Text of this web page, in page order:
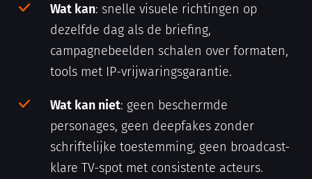
Wat kan: snelle visuele richtingen op
dezelfde dag als de briefing,
campagnebeelden schalen over formaten,
tools met IP-vrijwaringsgarantie.
Wat kan niet: geen beschermde
personages, geen deepfakes zonder
schriftelijke toestemming, geen broadcast-
klare TV-spot met consistente acteurs.